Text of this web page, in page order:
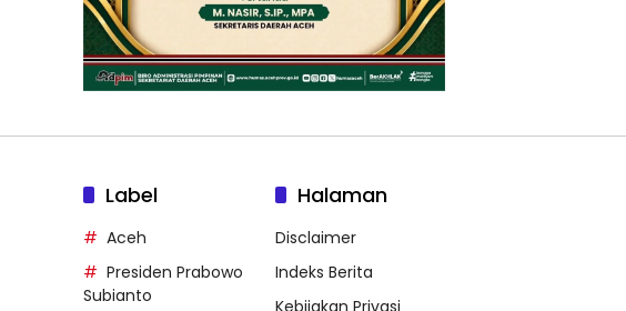
Label
Aceh
Presiden Prabowo
Subianto
Halaman
Disclaimer
Indeks Berita
Kebijakan Privasi